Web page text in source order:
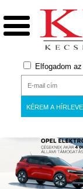
Elfogadom az